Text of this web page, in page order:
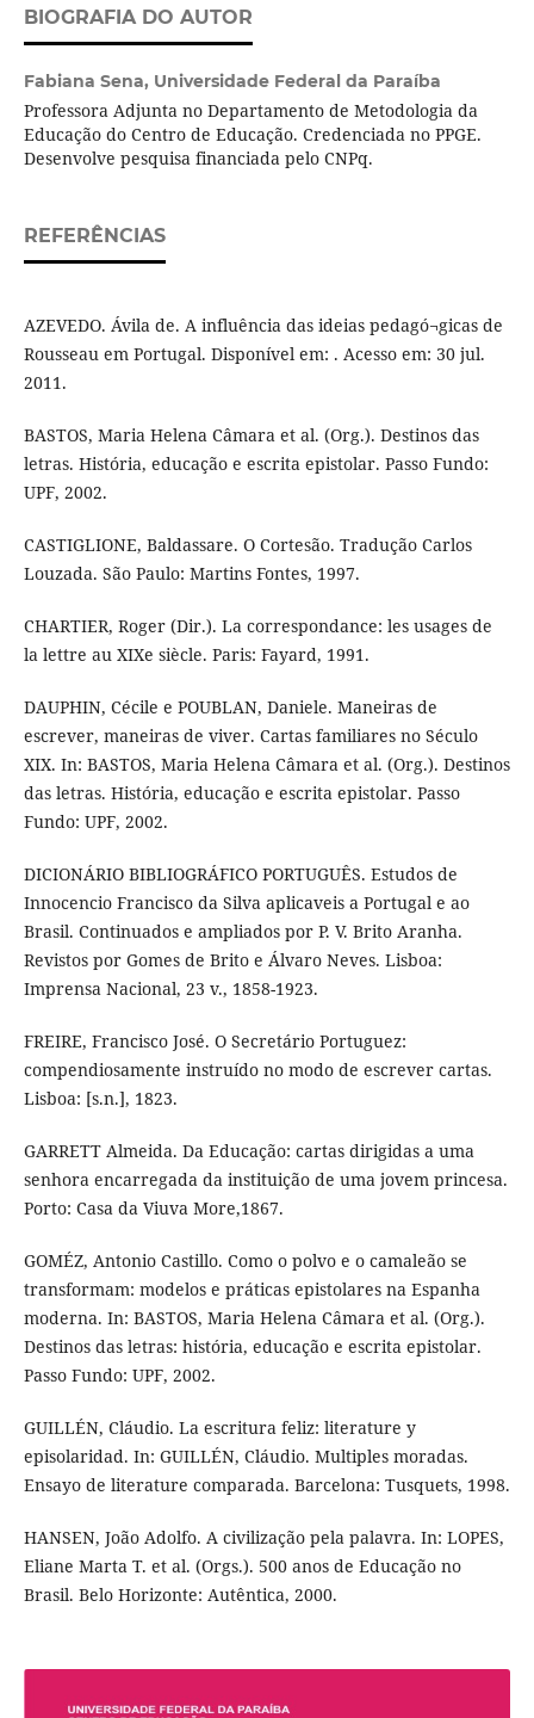
BIOGRAFIA DO AUTOR
Fabiana Sena, Universidade Federal da Paraíba
Professora Adjunta no Departamento de Metodologia da
Educação do Centro de Educação. Credenciada no PPGE.
Desenvolve pesquisa financiada pelo CNPq.
REFERÊNCIAS
AZEVEDO. Ávila de. A influência das ideias pedagó¬gicas de
Rousseau em Portugal. Disponível em: . Acesso em: 30 jul.
2011.
BASTOS, Maria Helena Câmara et al. (Org.). Destinos das
letras. História, educação e escrita epistolar. Passo Fundo:
UPF, 2002.
CASTIGLIONE, Baldassare. O Cortesão. Tradução Carlos
Louzada. São Paulo: Martins Fontes, 1997.
CHARTIER, Roger (Dir.). La correspondance: les usages de
la lettre au XIXe siècle. Paris: Fayard, 1991.
DAUPHIN, Cécile e POUBLAN, Daniele. Maneiras de
escrever, maneiras de viver. Cartas familiares no Século
XIX. In: BASTOS, Maria Helena Câmara et al. (Org.). Destinos
das letras. História, educação e escrita epistolar. Passo
Fundo: UPF, 2002.
DICIONÁRIO BIBLIOGRÁFICO PORTUGUÊS. Estudos de
Innocencio Francisco da Silva aplicaveis a Portugal e ao
Brasil. Continuados e ampliados por P. V. Brito Aranha.
Revistos por Gomes de Brito e Álvaro Neves. Lisboa:
Imprensa Nacional, 23 v., 1858-1923.
FREIRE, Francisco José. O Secretário Portuguez:
compendiosamente instruído no modo de escrever cartas.
Lisboa: [s.n.], 1823.
GARRETT Almeida. Da Educação: cartas dirigidas a uma
senhora encarregada da instituição de uma jovem princesa.
Porto: Casa da Viuva More,1867.
GOMÉZ, Antonio Castillo. Como o polvo e o camaleão se
transformam: modelos e práticas epistolares na Espanha
moderna. In: BASTOS, Maria Helena Câmara et al. (Org.).
Destinos das letras: história, educação e escrita epistolar.
Passo Fundo: UPF, 2002.
GUILLÉN, Cláudio. La escritura feliz: literature y
episolaridad. In: GUILLÉN, Cláudio. Multiples moradas.
Ensayo de literature comparada. Barcelona: Tusquets, 1998.
HANSEN, João Adolfo. A civilização pela palavra. In: LOPES,
Eliane Marta T. et al. (Orgs.). 500 anos de Educação no
Brasil. Belo Horizonte: Autêntica, 2000.